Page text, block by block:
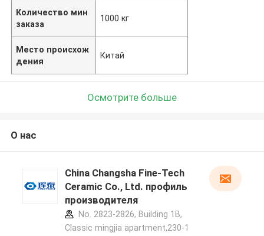
Количество мин
заказа
1000 кг
Место происхож
дения
Китай
Осмотрите больше
О нас
China Changsha Fine-Tech
Ceramic Co., Ltd. профиль
производителя
No. 2823-2826, Building 1B,
Classic mingjia apartment,230-1